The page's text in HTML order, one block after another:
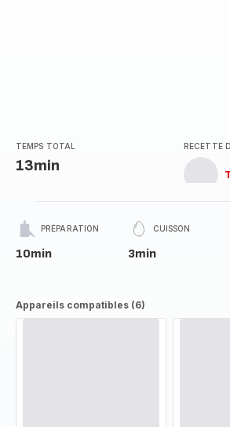
TEMPS TOTAL
13min
RECETTE
PRÉPARATION
10min
CUISSON
3min
Appareils compatibles (6)